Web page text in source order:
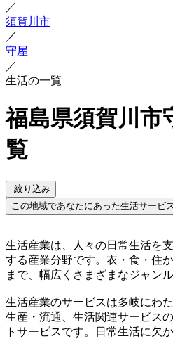
／
須賀川市
／
守屋
／
生活の一覧
福島県須賀川市
覧
絞り込み
この地域であなたにあった生活サービ
生活産業は、人々の日常生活を
する産業分野です。衣・食・住
まで、幅広くさまざまなジャン
生活産業のサービスは多岐にわ
生産・流通、生活関連サービス
トサービスです。日常生活に欠